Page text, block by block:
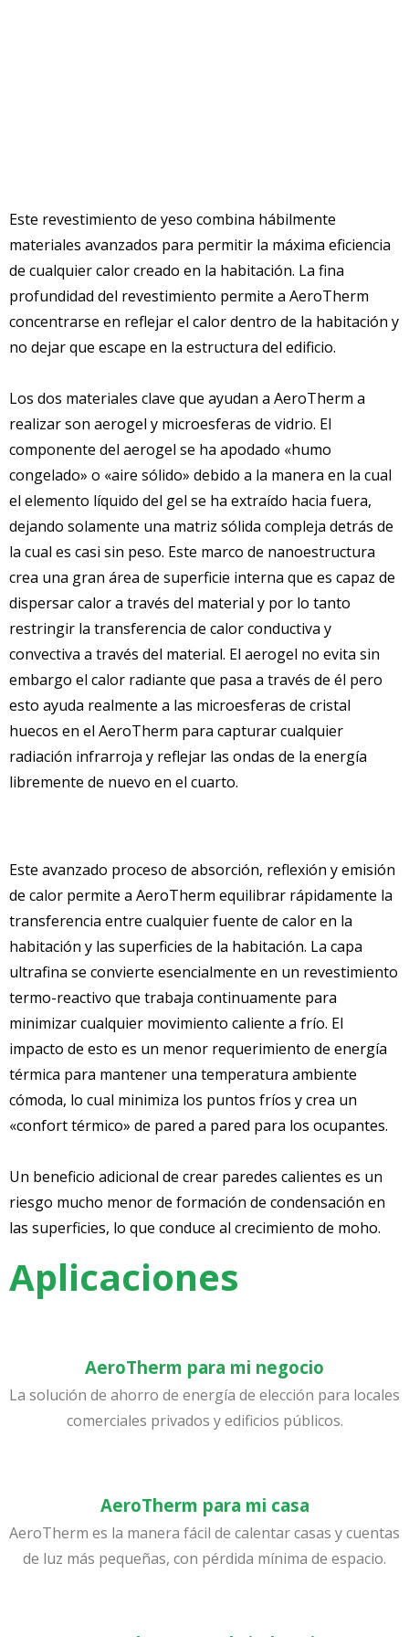
Este revestimiento de yeso combina hábilmente
materiales avanzados para permitir la máxima eficiencia
de cualquier calor creado en la habitación. La fina
profundidad del revestimiento permite a AeroTherm
concentrarse en reflejar el calor dentro de la habitación y
no dejar que escape en la estructura del edificio.
Los dos materiales clave que ayudan a AeroTherm a
realizar son aerogel y microesferas de vidrio. El
componente del aerogel se ha apodado «humo
congelado» o «aire sólido» debido a la manera en la cual
el elemento líquido del gel se ha extraído hacia fuera,
dejando solamente una matriz sólida compleja detrás de
la cual es casi sin peso. Este marco de nanoestructura
crea una gran área de superficie interna que es capaz de
dispersar calor a través del material y por lo tanto
restringir la transferencia de calor conductiva y
convectiva a través del material. El aerogel no evita sin
embargo el calor radiante que pasa a través de él pero
esto ayuda realmente a las microesferas de cristal
huecos en el AeroTherm para capturar cualquier
radiación infrarroja y reflejar las ondas de la energía
libremente de nuevo en el cuarto.
Este avanzado proceso de absorción, reflexión y emisión
de calor permite a AeroTherm equilibrar rápidamente la
transferencia entre cualquier fuente de calor en la
habitación y las superficies de la habitación. La capa
ultrafina se convierte esencialmente en un revestimiento
termo-reactivo que trabaja continuamente para
minimizar cualquier movimiento caliente a frío. El
impacto de esto es un menor requerimiento de energía
térmica para mantener una temperatura ambiente
cómoda, lo cual minimiza los puntos fríos y crea un
«confort térmico» de pared a pared para los ocupantes.
Un beneficio adicional de crear paredes calientes es un
riesgo mucho menor de formación de condensación en
las superficies, lo que conduce al crecimiento de moho​.
Aplicaciones
AeroTherm para mi negocio
La solución de ahorro de energía de elección para locales
comerciales privados y edificios públicos.
AeroTherm para mi casa
AeroTherm es la manera fácil de calentar casas y ​cuentas
de luz más pequeñ​a​s, con pérdida mínima de espacio.